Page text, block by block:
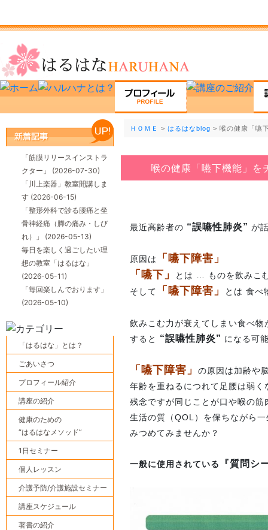
ＨＯＭＥ > はるはなblog > 喉の健康「嚥
喉の健康「嚥下機能」を
最近高齢者の “誤嚥性肺炎” が
原因は
「嚥下障害」
「嚥下」
とは … ものを飲みこ
そして
「嚥下障害」 とは 食べ
飲みこむ力が衰えてしまい食べ
すると “誤嚥性肺炎” になる可
「嚥下障害」
の原因は加齢や
年齢を重ねるにつれて足腰は弱く
残念ですが同じことが口や喉の筋
生活の質（QOL）を保ちながら
みつめてみませんか？
一般に使用されている 『質問シ
「筋膜リリースインストラ
クター」 (2026-07-30)
「川上楽器」教室開講しま
す (2026-06-15)
「整形外科で診る腰痛と坐
骨神経痛（脚の痛み・しび
れ）」 (2026-05-13)
毎日を楽しく過ごしたい理
想の教室「はるはな」
(2026-05-11)
「毎回楽しんでおります」
(2026-05-10)
「はるはな」とは？
ごあいさつ
プロフィール紹介
講座の紹介
健康のための
“はるはなメソッド”
1日セミナー
個人レッスン
介護予防/介護施設セミナー
講座スケジュール
著書の紹介